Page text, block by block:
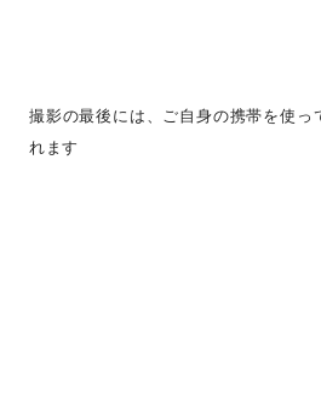
撮影の最後には、ご自身の携帯を使っ
れます